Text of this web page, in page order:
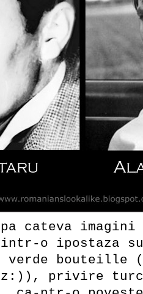
cateva
o ipostaza
verde bouteille
privire